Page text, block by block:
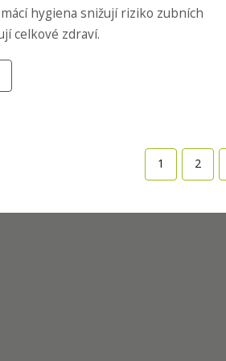
hygiena snižují riziko zubních
celkové zdraví.
1 2